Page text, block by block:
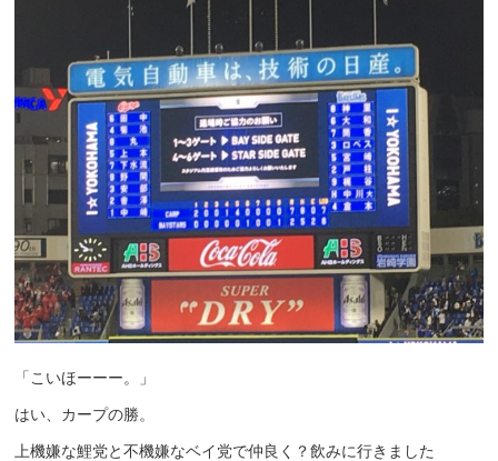
「こいほーーー。」
はい、カープの勝。
上機嫌な鯉党と不機嫌なベイ党で仲良く？飲みに行きました